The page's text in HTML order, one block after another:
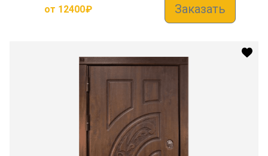
от 12400₽ Заказать